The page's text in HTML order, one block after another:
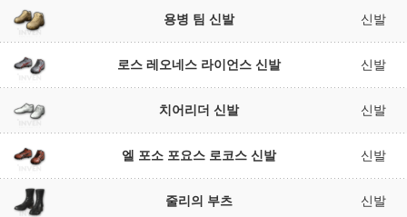
용병 팀 신발 신발
로스 레오네스 라이언스 신발 신발
치어리더 신발 신발
엘 포소 포요스 로코스 신발 신발
줄리의 부츠 신발